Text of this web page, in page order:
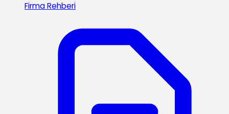
Firma Rehberi